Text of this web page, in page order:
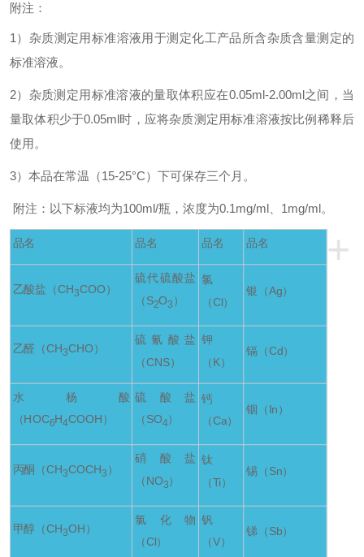
附注：
1 ）杂质测定用标准溶液用于测定化工产品所含杂质含量测定的
标准溶液。
2）杂质测定用标准溶液的量取体积应在0.05ml-2.00ml之间，当
量取体积少于0.05ml时，应将杂质测定用标准溶液按比例稀释后
使用。
3）本品在常温（15-25°C）下可保存三个月。
附注：以下标液均为100ml/瓶，浓度为0.1mg/ml、1mg/ml。
+
品名 品名 品名 品名
乙酸盐（CH3COO）
硫代硫酸盐
（S2O3 ）
氯
（Cl）
银（Ag）
乙醛（CH3CHO）
硫氰酸盐
（CNS）
钾
（K）
镉（Cd）
水杨酸
（HOC6H4COOH）
硫酸盐
（SO4）
钙
（Ca）
铟（In）
丙酮（CH3COCH3 ）
硝酸盐
（NO3）
钛
（Ti）
锡（Sn）
甲醇（CH3OH）
氯化物
（Cl）
钒
（V）
锑（Sb）